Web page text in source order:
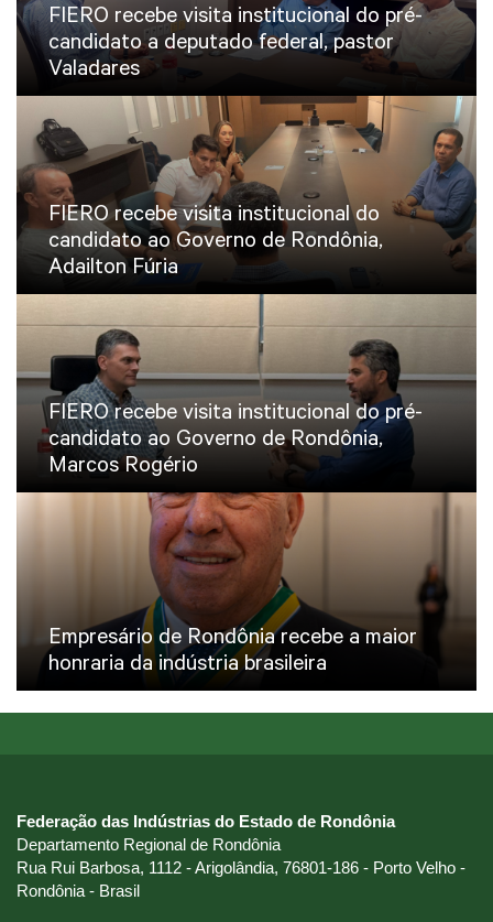
FIERO recebe visita institucional do pré-
candidato a deputado federal, pastor
Valadares
FIERO recebe visita institucional do
candidato ao Governo de Rondônia,
Adailton Fúria
FIERO recebe visita institucional do pré-
candidato ao Governo de Rondônia,
Marcos Rogério
Empresário de Rondônia recebe a maior
honraria da indústria brasileira
Federação das Indústrias do Estado de Rondônia
Departamento Regional de Rondônia
Rua Rui Barbosa, 1112 - Arigolândia, 76801-186 - Porto Velho -
Rondônia - Brasil